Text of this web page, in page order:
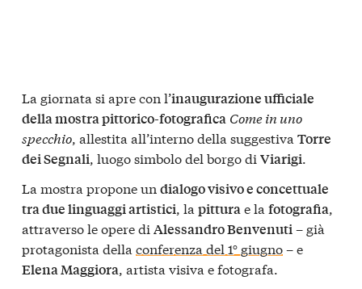
La giornata si apre con l’inaugurazione ufficiale
della mostra pittorico-fotografica Come in uno
specchio, allestita all’interno della suggestiva Torre
dei Segnali, luogo simbolo del borgo di Viarigi.
La mostra propone un dialogo visivo e concettuale
tra due linguaggi artistici, la pitturae la fotografia,
attraverso le opere di Alessandro Benvenuti– già
protagonista della conferenza del 1° giugno– e
Elena Maggiora, artista visiva e fotografa.